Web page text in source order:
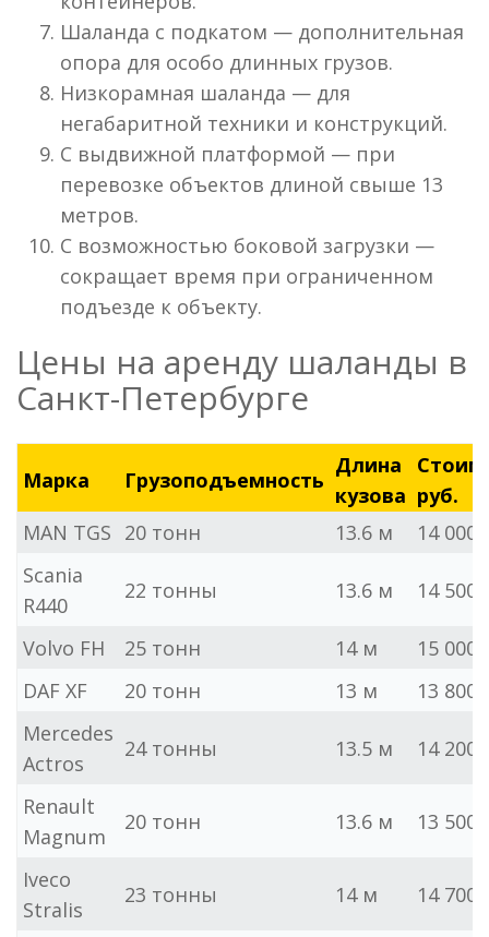
Шаланда с подкатом — дополнительная
опора для особо длинных грузов.
Низкорамная шаланда — для
негабаритной техники и конструкций.
С выдвижной платформой — при
перевозке объектов длиной свыше 13
метров.
С возможностью боковой загрузки —
сокращает время при ограниченном
подъезде к объекту.
Цены на аренду шаланды в
Санкт-Петербурге
Марка Грузоподъемность
Длина
кузова руб.
MAN TGS 20 тонн 13.6 м
14 000
Scania
R440
22 тонны 13.6 м 14 500
Volvo FH 25 тонн 14 м
15 000
DAF XF
20 тонн 13 м
13 800
Mercedes
Actros
24 тонны 13.5 м 14 200
Renault
Magnum
20 тонн 13.6 м 13 500
Iveco
Stralis
23 тонны 14 м 14 700